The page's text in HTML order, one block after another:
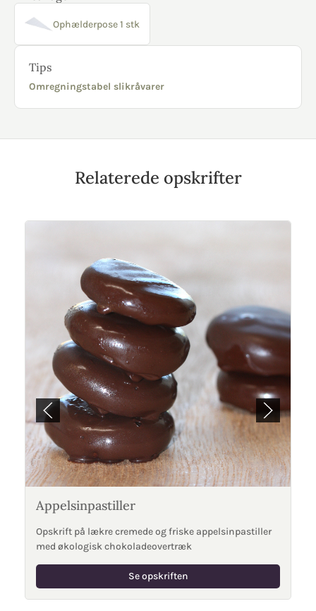
Ophælderpose 1 stk
Tips
Omregningstabel slikråvarer
Relaterede opskrifter
Appelsinpastiller
Opskrift på lækre cremede og friske appelsinpastiller
med økologisk chokoladeovertræk
Se opskriften